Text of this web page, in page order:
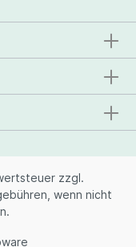
zzgl.
wenn nicht